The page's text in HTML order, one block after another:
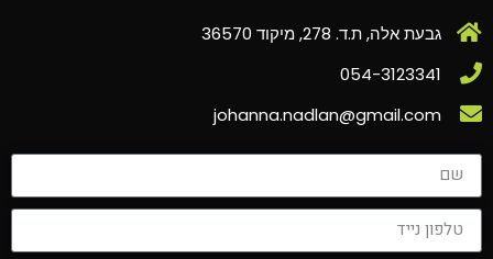
גבעת אלה, ת.ד. 278, מיקוד 36570
054-3123341
johanna.nadlan@gmail.com‏